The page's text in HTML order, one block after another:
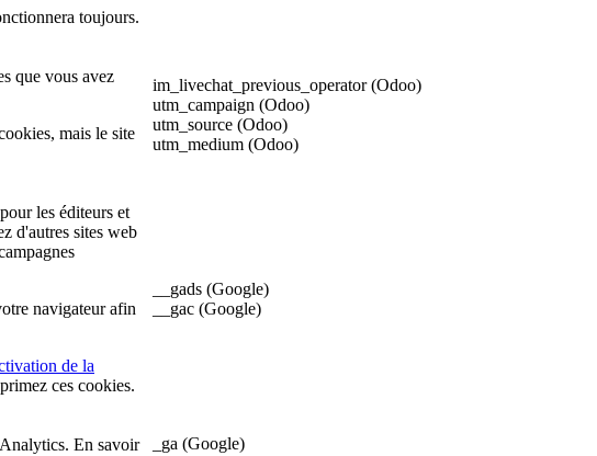
toujours.
que vous avez
mais le site
im_livechat_previous_operator (Odoo)
utm_campaign (Odoo)
utm_source (Odoo)
utm_medium (Odoo)
les éditeurs et
d'autres sites web
navigateur afin
de la
ces cookies.
__gads (Google)
__gac (Google)
En savoir
_ga (Google)